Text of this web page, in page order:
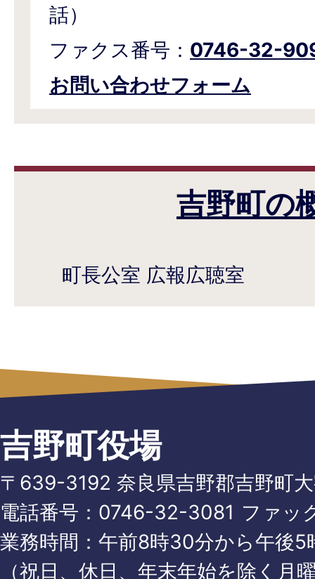
話）
ファクス番号： 0746-32-
お問い合わせフォーム
吉野町の
町長公室 広報広聴室
吉野町役場
〒639-3192 奈良県吉野郡吉野町
電話番号： 0746-32-3081 ファッ
業務時間：午前8時30分から午後5
（祝日、休日、年末年始を除く月